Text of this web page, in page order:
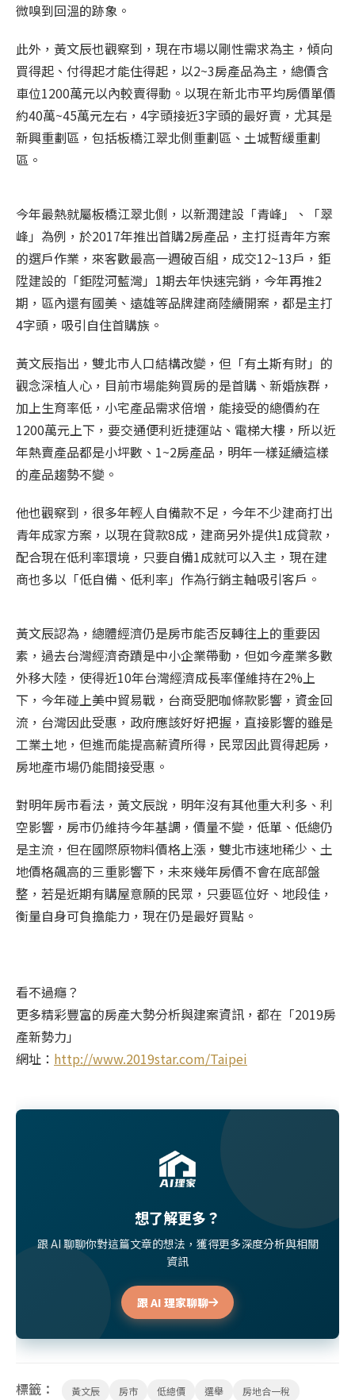
微嗅到回溫的跡象。
此外，黃文辰也觀察到，現在市場以剛性需求為主，傾向
買得起、付得起才能住得起，以2~3房產品為主，總價含
車位1200萬元以內較賣得動。以現在新北市平均房價單價
約40萬~45萬元左右，4字頭接近3字頭的最好賣，尤其是
新興重劃區，包括板橋江翠北側重劃區、土城暫緩重劃
區。
今年最熱就屬板橋江翠北側，以新潤建設「青峰」、「翠
峰」為例，於2017年推出首購2房產品，主打挺青年方案
的選戶作業，來客數最高一週破百組，成交12~13戶，鉅
陞建設的「鉅陞河藍灣」1期去年快速完銷，今年再推2
期，區內還有國美、遠雄等品牌建商陸續開案，都是主打
4字頭，吸引自住首購族。
黃文辰指出，雙北市人口結構改變，但「有土斯有財」的
觀念深植人心，目前市場能夠買房的是首購、新婚族群，
加上生育率低，小宅產品需求倍增，能接受的總價約在
1200萬元上下，要交通便利近捷運站、電梯大樓，所以近
年熱賣產品都是小坪數、1~2房產品，明年一樣延續這樣
的產品趨勢不變。
他也觀察到，很多年輕人自備款不足，今年不少建商打出
青年成家方案，以現在貸款8成，建商另外提供1成貸款，
配合現在低利率環境，只要自備1成就可以入主，現在建
商也多以「低自備、低利率」作為行銷主軸吸引客戶。
黃文辰認為，總體經濟仍是房市能否反轉往上的重要因
素，過去台灣經濟奇蹟是中小企業帶動，但如今產業多數
外移大陸，使得近10年台灣經濟成長率僅維持在2%上
下，今年碰上美中貿易戰，台商受肥咖條款影響，資金回
流，台灣因此受惠，政府應該好好把握，直接影響的雖是
工業土地，但進而能提高薪資所得，民眾因此買得起房，
房地產市場仍能間接受惠。
對明年房市看法，黃文辰說，明年沒有其他重大利多、利
空影響，房市仍維持今年基調，價量不變，低單、低總仍
是主流，但在國際原物料價格上漲，雙北市速地稀少、土
地價格飆高的三重影響下，未來幾年房價不會在底部盤
整，若是近期有購屋意願的民眾，只要區位好、地段佳，
衡量自身可負擔能力，現在仍是最好買點。
看不過癮？
更多精彩豐富的房產大勢分析與建案資訊，都在「2019房
產新勢力」
網址： http://www.2019star.com/Taipei
想了解更多？
跟 AI 聊聊你對這篇文章的想法，獲得更多深度分析與相關
資訊
跟 AI 理家聊聊
標籤： 黃文辰 房市 低總價 選舉 房地合一稅